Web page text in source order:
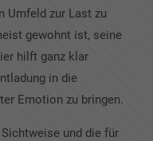
Umfeld zur Last zu
gewohnt ist, seine
hilft ganz klar
in die
Emotion zu bringen.
und die für